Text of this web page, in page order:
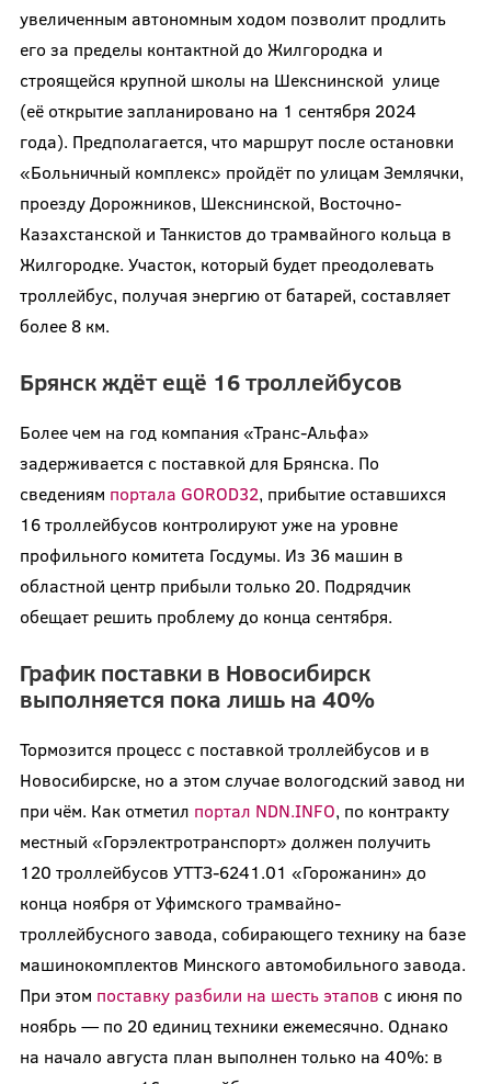
увеличенным автономным ходом позволит продлить
его за пределы контактной до Жилгородка и
строящейся крупной школы на Шекснинской улице
(её открытие запланировано на 1 сентября 2024
года). Предполагается, что маршрут после остановки
«Больничный комплекс» пройдёт по улицам Землячки,
проезду Дорожников, Шекснинской, Восточно-
Казахстанской и Танкистов до трамвайного кольца в
Жилгородке. Участок, который будет преодолевать
троллейбус, получая энергию от батарей, составляет
более 8 км.
Брянск ждёт ещё 16 троллейбусов
Более чем на год компания «Транс-Альфа»
задерживается с поставкой для Брянска. По
сведениям портала GOROD32, прибытие оставшихся
16 троллейбусов контролируют уже на уровне
профильного комитета Госдумы. Из 36 машин в
областной центр прибыли только 20. Подрядчик
обещает решить проблему до конца сентября.
График поставки в Новосибирск
выполняется пока лишь на 40%
Тормозится процесс с поставкой троллейбусов и в
Новосибирске, но а этом случае вологодский завод ни
при чём. Как отметил портал NDN.INFO, по контракту
местный «Горэлектротранспорт» должен получить
120 троллейбусов УТТЗ-6241.01 «Горожанин» до
конца ноября от Уфимского трамвайно-
троллейбусного завода, собирающего технику на базе
машинокомплектов Минского автомобильного завода.
При этом поставку разбили на шесть этапов с июня по
ноябрь — по 20 единиц техники ежемесячно. Однако
на начало августа план выполнен только на 40%: в